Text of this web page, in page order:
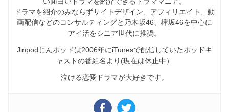
ドラマを紹介のみならずサイトデザイン、アフィリエイト、動
画配信などのコンサルティングと乃木坂46、欅坂46を中心に
アイ活をシニア世代に推奨。
Jinpodじんポッドは2006年にiTunesで配信していたポッドキ
ャストの番組名より(現在は休止中）
泣ける恋愛ドラマが大好きです。